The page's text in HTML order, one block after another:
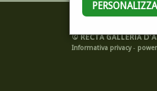
PERSONALIZZA
©RECTA GALLERIA
Informativa privacy-